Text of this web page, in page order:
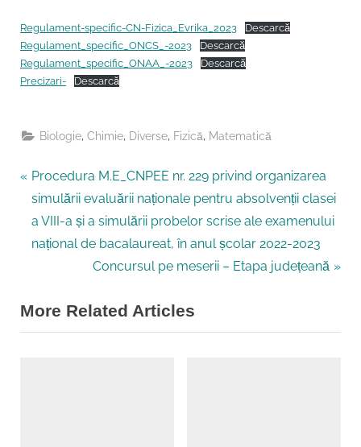
Posted
on
20/02/2023
ByInspector Chimie
Regulament-specific-CN-Fizica_Evrika_2023
Descarcă
Regulament_specific_ONCS_-2023
Descarcă
Regulament_specific_ONAA_-2023
Descarcă
Precizari-
Descarcă
Biologie ,Chimie Diverse Fizică Matematică
Navigare
în
articole
P
r
e
v
u
s
Procedura M.E_CNPEE nr. 229 privind organizarea
simulării evaluării naționale pentru absolvenții clasei
a VIII-a și a simulării probelor scrise ale examenului
național de bacalaureat, în anul școlar 2022-2023
N
x
t
Concursul pe meserii – Etapa județeană
More Related Articles